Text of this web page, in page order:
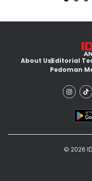
About UsEditorial
Pedoman
© 2026